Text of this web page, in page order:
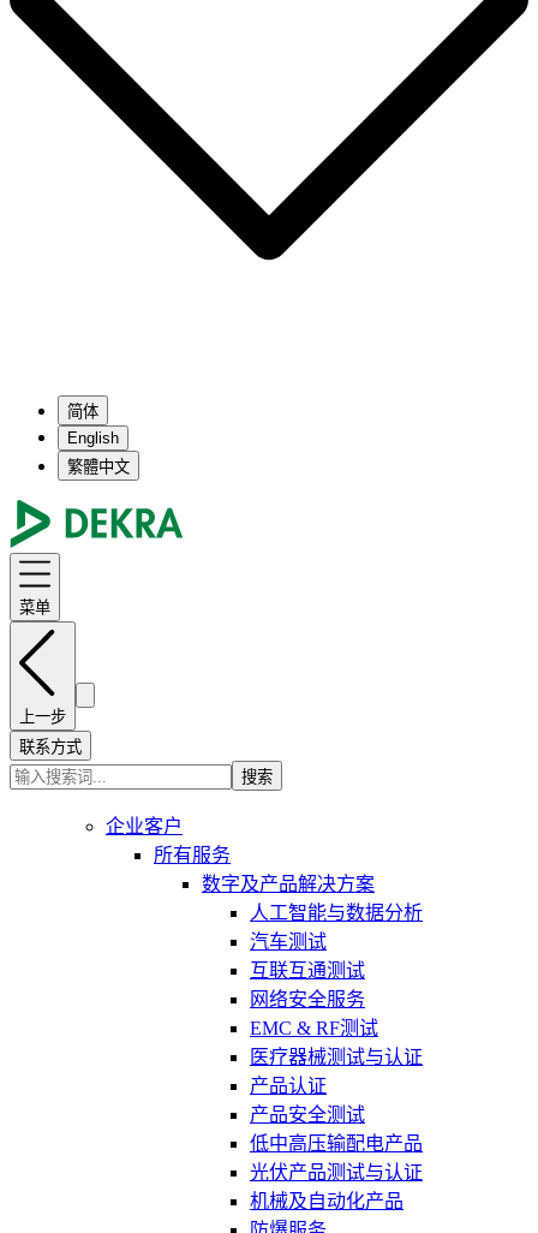
简体
English
繁體中文
菜单
上一步
联系方式
搜索
企业客户
所有服务
数字及产品解决方案
人工智能与数据分析
汽车测试
互联互通测试
网络安全服务
EMC & RF测试
医疗器械测试与认证
产品认证
产品安全测试
低中高压输配电产品
光伏产品测试与认证
机械及自动化产品